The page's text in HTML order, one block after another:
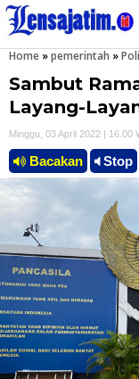
Home »pemerintah »
Sambut
Layang-
Minggu, 03 April 2022 | 16.00
Bacakan Stop